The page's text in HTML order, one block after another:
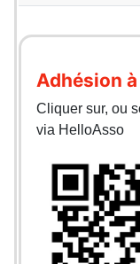
Adhésion
Cliquer sur, ou
via HelloAsso